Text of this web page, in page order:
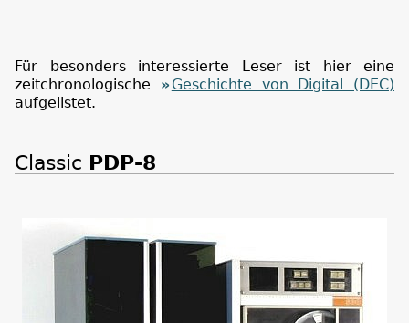
Für besonders interessierte Leser ist hier eine
zeitchronologische
Geschichte von Digital (DEC)
aufgelistet.
Classic PDP-8